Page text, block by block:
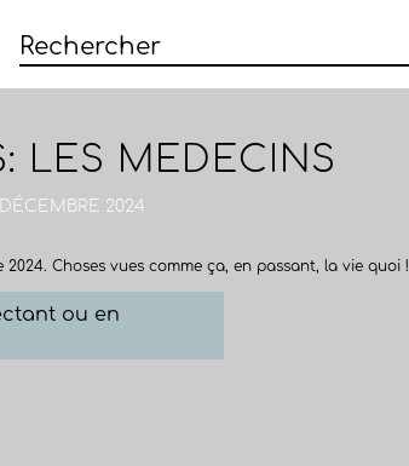
LES MEDECINS
2024
Choses vues comme ça, en passant, la vie quoi !
ou en